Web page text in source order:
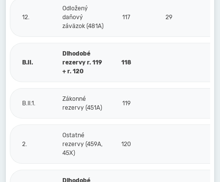
12.
Odložený
daňový
záväzok (481A)
117 29
B.II.
Dlhodobé
rezervy r. 119
+ r. 120
118
B.II.1.
Zákonné
rezervy (451A)
119
2.
Ostatné
rezervy (459A,
45X)
120
Dlhodobé